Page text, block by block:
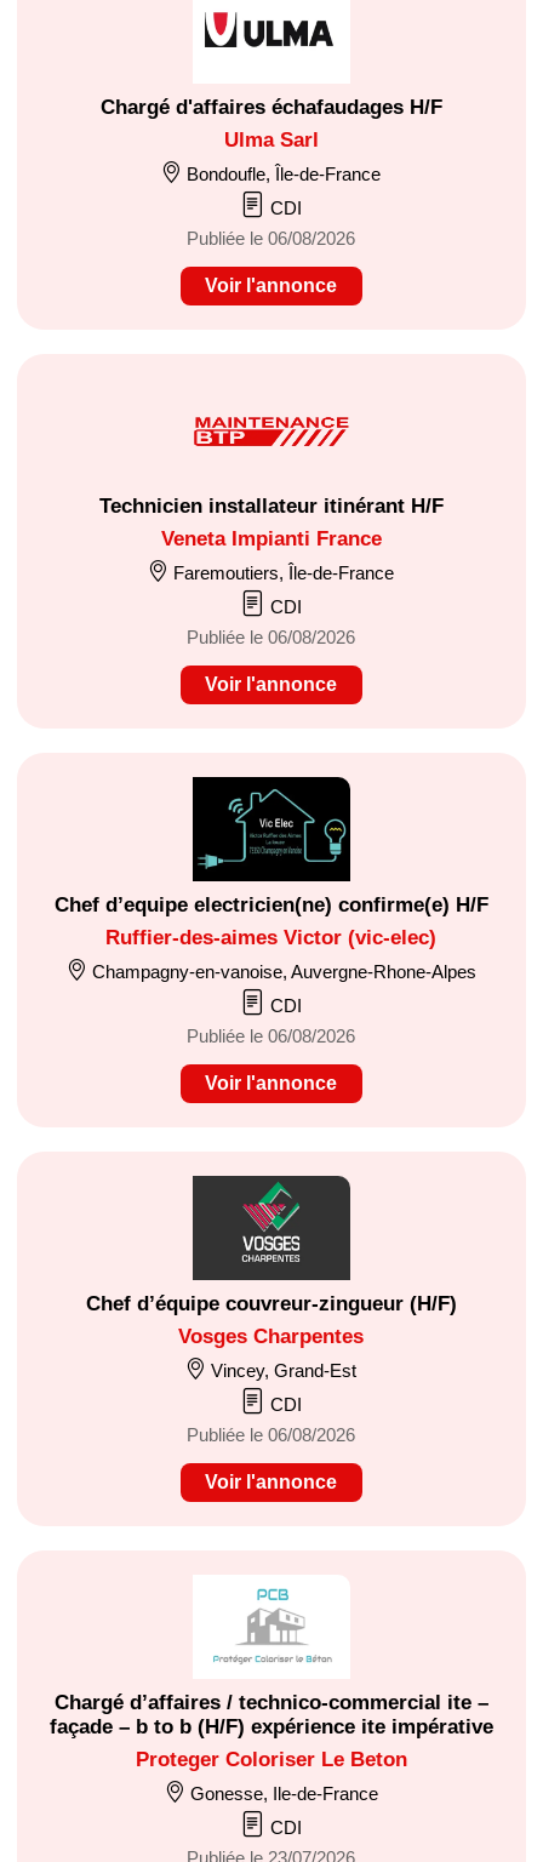
Chargé d'affaires échafaudages H/F
Ulma Sarl
Bondoufle, Île-de-France
CDI
Publiée le 06/08/2026
Voir l'annonce
Technicien installateur itinérant H/F
Veneta Impianti France
Faremoutiers, Île-de-France
CDI
Publiée le 06/08/2026
Voir l'annonce
Chef d’equipe electricien(ne) confirme(e) H/F
Ruffier-des-aimes Victor (vic-elec)
Champagny-en-vanoise, Auvergne-Rhone-Alpes
CDI
Publiée le 06/08/2026
Voir l'annonce
Chef d’équipe couvreur-zingueur (H/F)
Vosges Charpentes
Vincey, Grand-Est
CDI
Publiée le 06/08/2026
Voir l'annonce
Chargé d’affaires / technico-commercial ite –
façade – b to b (H/F) expérience ite impérative
Proteger Coloriser Le Beton
Gonesse, Ile-de-France
CDI
Publiée le 23/07/2026